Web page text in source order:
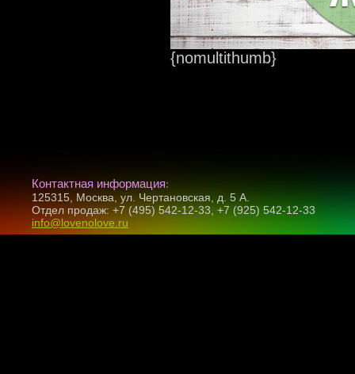
{nomultithumb}
Контактная информация:
125315, Москва, ул. Чертановская, д. 5 А.
Отдел продаж: +7 (495) 542-12-33, +7 (925) 542-12-33
info@lovenolove.ru